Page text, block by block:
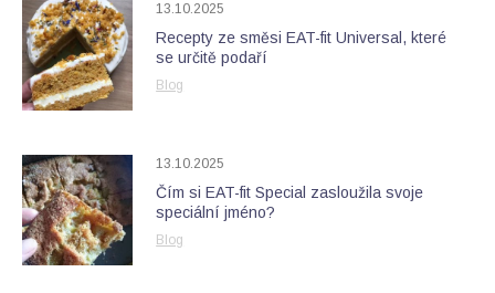
13.10.2025
Recepty ze směsi EAT-fit Universal, které
se určitě podaří
Blog
13.10.2025
Čím si EAT-fit Special zasloužila svoje
speciální jméno?
Blog